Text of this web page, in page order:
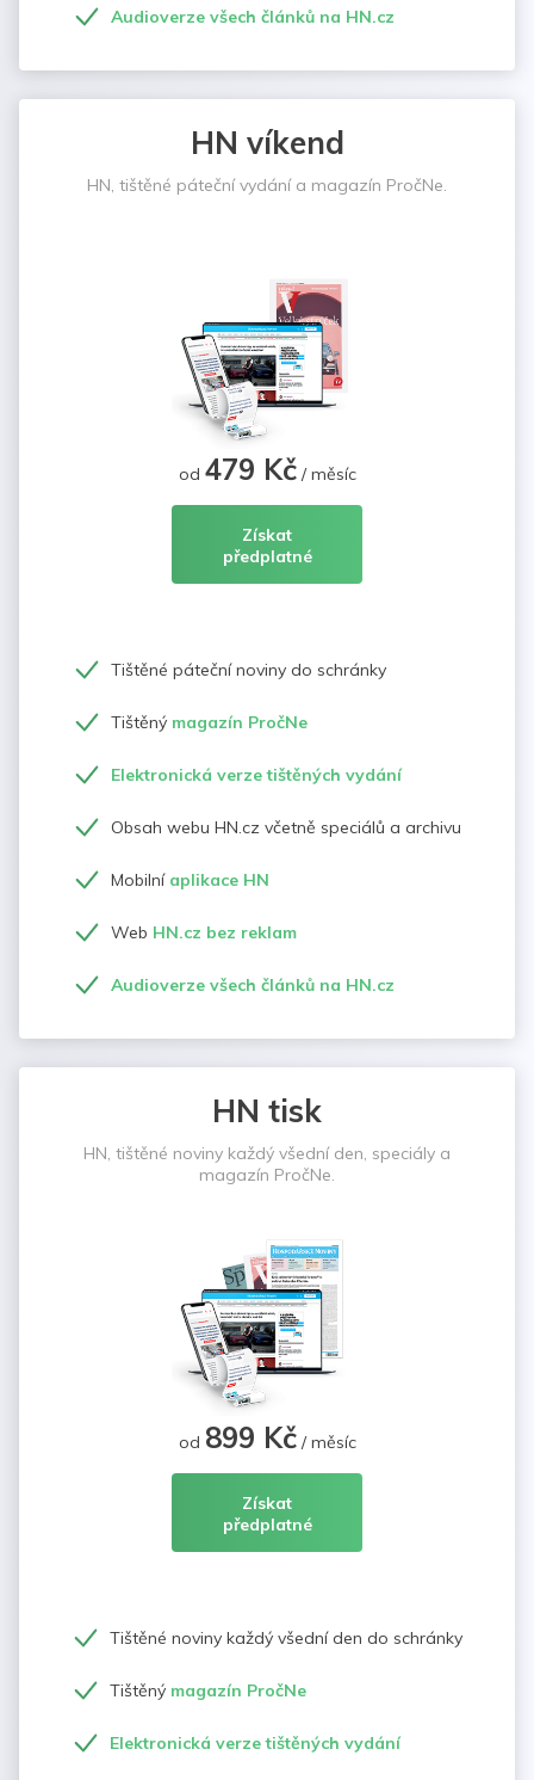
Audioverze všech článků na HN.cz
HN víkend
HN, tištěné páteční vydání a magazín PročNe.
od 479 Kč/ měsíc
Získat
předplatné
Tištěné páteční noviny do schránky
Tištěný magazín PročNe
Elektronická verze tištěných vydání
Obsah webu HN.cz včetně speciálů a archivu
Mobilní aplikace HN
Web HN.cz bez reklam
Audioverze všech článků na HN.cz
HN tisk
HN, tištěné noviny každý všední den, speciály a
magazín PročNe.
od 899 Kč/ měsíc
Získat
předplatné
Tištěné noviny každý všední den do schránky
Tištěný magazín PročNe
Elektronická verze tištěných vydání